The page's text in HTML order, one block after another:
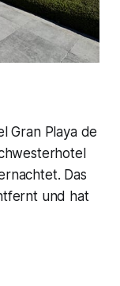
Gran Playa de
Das
und hat